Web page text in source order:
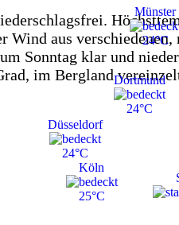
Dortmund
24°C
Düsseldorf
24°C
Köln
25°C
Münster
24°C
Wind aus
Sonntag klar und
im Bergland